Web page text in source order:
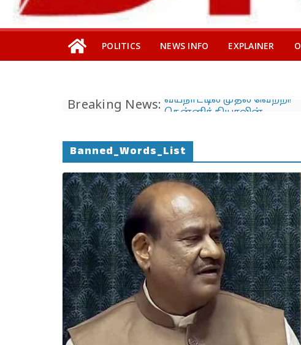
POLITICS NEWS INFO EXPLAINER
Breaking News: தி.மு.க. – எம்.எல்.ஏ.வின்
த.வெ.க. அட்மினுக்குத்
தெரியுமா?
இலங்கையில்
அமைந்திருப்பது இடதுசாரி
ஆட்சியா… தமிழர்களால்
கொண்டாட முடியுமா?
பேரழிவின் வடுவாக
40 ஆண்டுகள் கடந்து அதே
இடத்தில் நிலச்சரிவு!
வயநாடு நிலச்சரிவுக்கு
இதுதான் காரணமா…
நீலகிரியில் Debris Flow
Landslide ஏற்பட வாய்ப்பா?
வயநாட்டில் முதல் வெற்றி!
தென்னிந்தியாவின்
முகமாகிறாரா பிரியங்கா?
காங்கிரஸ் வியூகம் என்ன?
Banned_Words_List